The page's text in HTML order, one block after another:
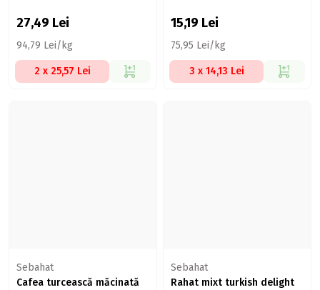
27,49 Lei
94,79 Lei/kg
2 x 25,57 Lei
15,19 Lei
75,95 Lei/kg
3 x 14,13 Lei
Sebahat
Cafea turcească măcinată
Sebahat
Rahat mixt turkish delight